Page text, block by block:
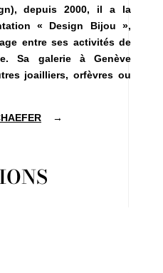
depuis 2000, il a la
« Design Bijou »,
entre ses activités de
Sa galerie à Genève
joailliers, orfèvres ou
→